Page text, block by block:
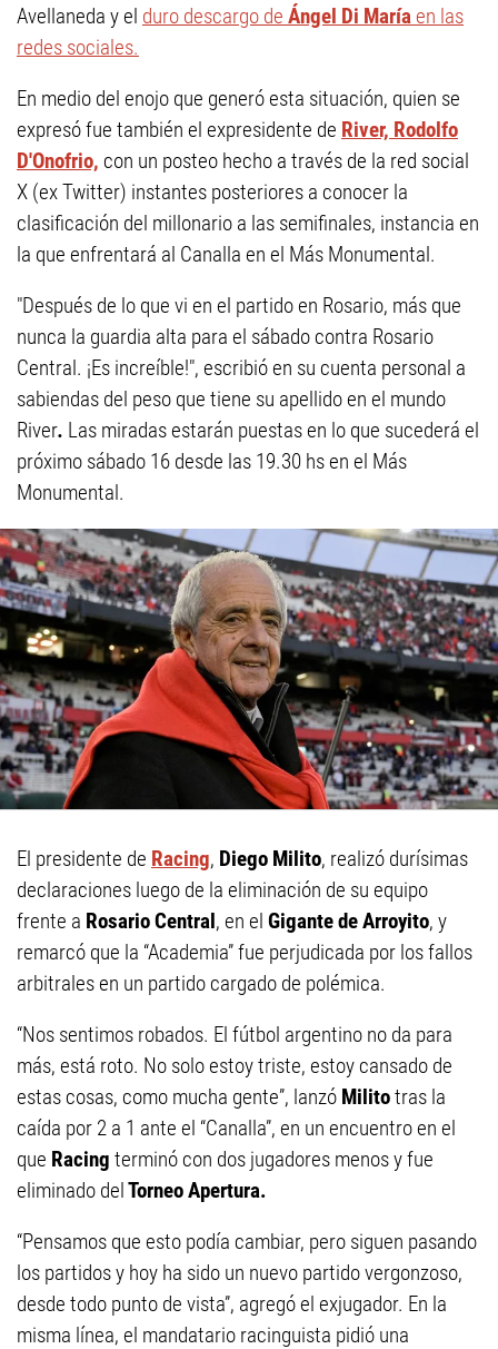
Avellaneda y el duro descargo de Ángel Di María en las
redes sociales.
En medio del enojo que generó esta situación, quien se
expresó fue también el expresidente de River, Rodolfo
D'Onofrio, con un posteo hecho a través de la red social
X (ex Twitter) instantes posteriores a conocer la
clasificación del millonario a las semifinales, instancia en
la que enfrentará al Canalla en el Más Monumental.
"Después de lo que vi en el partido en Rosario, más que
nunca la guardia alta para el sábado contra Rosario
Central. ¡Es increíble!", escribió en su cuenta personal a
sabiendas del peso que tiene su apellido en el mundo
River. Las miradas estarán puestas en lo que sucederá el
próximo sábado 16 desde las 19.30 hs en el Más
Monumental.
El presidente de Racing, Diego Milito, realizó durísimas
declaraciones luego de la eliminación de su equipo
frente a Rosario Central, en el Gigante de Arroyito, y
remarcó que la “Academia” fue perjudicada por los fallos
arbitrales en un partido cargado de polémica.
“Nos sentimos robados. El fútbol argentino no da para
más, está roto. No solo estoy triste, estoy cansado de
estas cosas, como mucha gente”, lanzó Militotras la
caída por 2 a 1 ante el “Canalla”, en un encuentro en el
que Racing terminó con dos jugadores menos y fue
eliminado delTorneo Apertura.
“Pensamos que esto podía cambiar, pero siguen pasando
los partidos y hoy ha sido un nuevo partido vergonzoso,
desde todo punto de vista”, agregó el exjugador. En la
misma línea, el mandatario racinguista pidió una